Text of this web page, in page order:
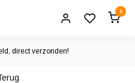
0
direct verzonden!